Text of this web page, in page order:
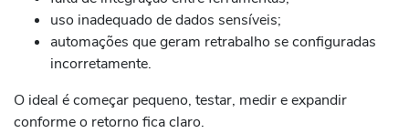
uso inadequado de dados sensíveis;
automações que geram retrabalho se configuradas
incorretamente.
O ideal é começar pequeno, testar, medir e expandir
conforme o retorno fica claro.